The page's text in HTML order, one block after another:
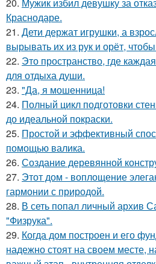
Краснодаре.
21. Дети держат игрушки, а
вырывать их из рук и орёт,
22. Это пространство, где
для отдыха души.
23. "Да, я мошенница!
24. Полный цикл подготовки
до идеальной покраски.
25. Простой и эффективный
помощью валика.
26. Создание деревянной
27. Этот дом - воплощение
гармонии с природой.
28. В сеть попал личный архив
"Физрука".
29. Когда дом построен и его
надежно стоят на своем месте,